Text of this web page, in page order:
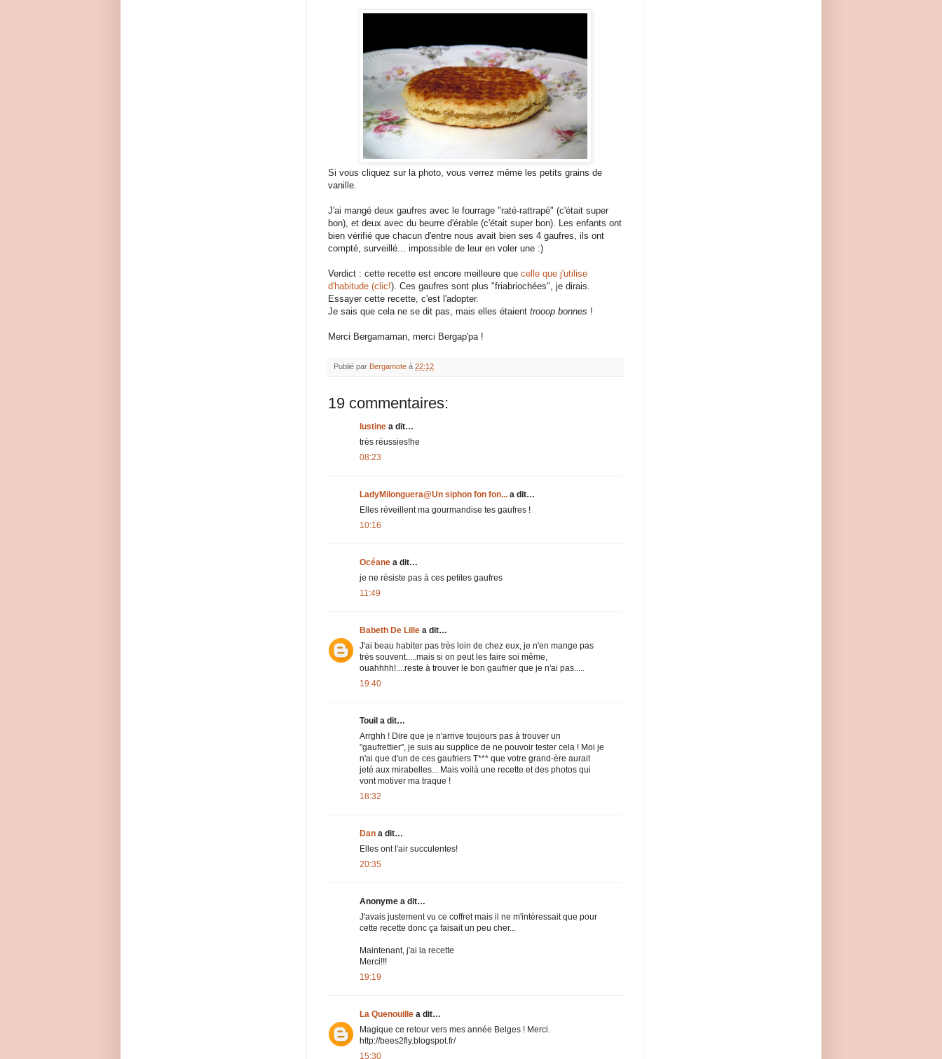
Si vous cliquez sur la photo, vous verrez même les petits grains de
vanille.
J'ai mangé deux gaufres avec le fourrage "raté-rattrapé" (c'était super
bon), et deux avec du beurre d'érable (c'était super bon). Les enfants ont
bien vérifié que chacun d'entre nous avait bien ses 4 gaufres, ils ont
compté, surveillé... impossible de leur en voler une :)
Verdict : cette recette est encore meilleure que celle que j'utilise
d'habitude (clic!). Ces gaufres sont plus "friabriochées", je dirais.
Essayer cette recette, c'est l'adopter.
Je sais que cela ne se dit pas, mais elles étaient trooop bonnes !
Merci Bergamaman, merci Bergap'pa !
Publié par Bergamote à 22:12
19 commentaires:
lustine a dit…
très réussies!he
08:23
LadyMilonguera@Un siphon fon fon... a dit…
Elles réveillent ma gourmandise tes gaufres !
10:16
Océane a dit…
je ne résiste pas à ces petites gaufres
11:49
Babeth De Lille a dit…
J'ai beau habiter pas très loin de chez eux, je n'en mange pas
très souvent.....mais si on peut les faire soi même,
ouahhhh!....reste à trouver le bon gaufrier que je n'ai pas.....
19:40
Touil a dit…
Arrghh ! Dire que je n'arrive toujours pas à trouver un
"gaufrettier", je suis au supplice de ne pouvoir tester cela ! Moi je
n'ai que d'un de ces gaufriers T*** que votre grand-ère aurait
jeté aux mirabelles... Mais voilà une recette et des photos qui
vont motiver ma traque !
18:32
Dan a dit…
Elles ont l'air succulentes!
20:35
Anonyme a dit…
J'avais justement vu ce coffret mais il ne m'intéressait que pour
cette recette donc ça faisait un peu cher...
Maintenant, j'ai la recette
Merci!!!
19:19
La Quenouille a dit…
Magique ce retour vers mes année Belges ! Merci.
http://bees2fly.blogspot.fr/
15:30